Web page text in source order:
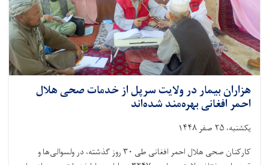
و
عصری
ارائه
شده
است
هزاران بیمار در ولایت سرپل از خدمات صحی هلال
احمر افغانی بهره‌مند شده‌اند
یکشنبه، ۲۵ صفر ۱۴۴۸
کارکنان صحی هلال احمر افغانی طی ۳۰ روز گذشته، در ولسوالی‌ها و